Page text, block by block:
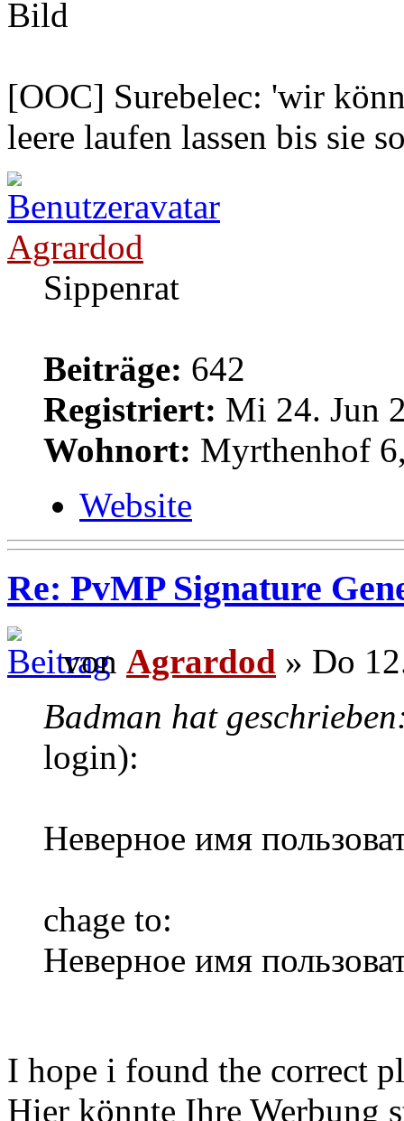
[OOC] Surebelec: 'wir
leere laufen lassen bis sie
Agrardod
Sippenrat
Beiträge: 642
Registriert: Mi 24. Jun
Wohnort: Myrthenhof
Website
Re: PvMP Signature
von Agrardod » Do
Badman hat
login):
Неверное имя
chage to:
Неверное имя
I hope i found the correct
Hier könnte Ihre Werbung